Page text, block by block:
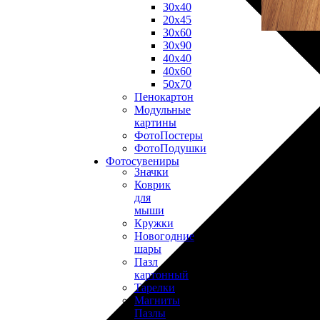
30х40
20х45
30х60
30х90
40х40
40х60
50х70
Пенокартон
Модульные
картины
ФотоПостеры
ФотоПодушки
Фотоcувениры
Значки
Коврик
для
мыши
Кружки
Новогодние
шары
Пазл
картонный
Тарелки
Магниты
Пазлы